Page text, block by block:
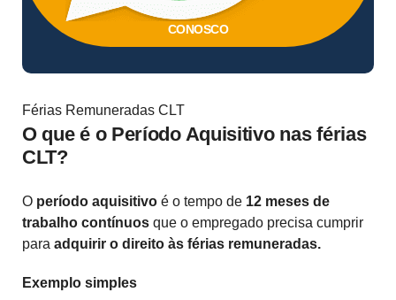
CONOSCO
Férias Remuneradas CLT
O que é o Período Aquisitivo nas férias
CLT?
O período aquisitivo é o tempo de 12 meses de
trabalho contínuos que o empregado precisa cumprir
para adquirir o direito às férias remuneradas.
Exemplo simples